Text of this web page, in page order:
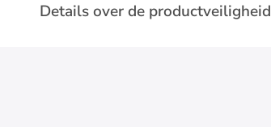
Details over de productveiligheid